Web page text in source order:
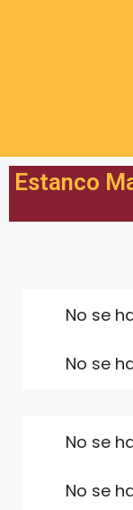
Estanco
No se
No se
No se
No se